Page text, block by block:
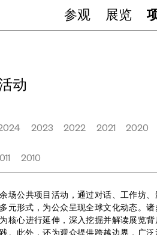
参观 展览
动
2023 2022 2021 2020
2010
场公共项目活动，通过对话、工作坊、
元形式，为公众呈现全球文化动态。诸
核心进行延伸，深入挖掘并解读展览背
。此外，还为观众提供跨越边界，广泛